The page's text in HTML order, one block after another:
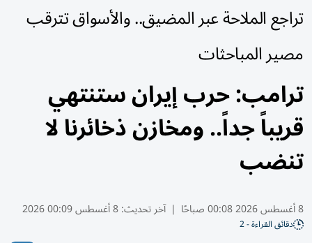
تراجع الملاحة عبر المضيق.. والأسواق تترقب
مصير المباحثات
ترامب: حرب إيران ستنتهي
قريباً جداً.. ومخازن ذخائرنا لا
تنضب
8 أغسطس 2026 00:08 صباحًا | آخر تحديث:8 أغسطس 00:09 2026
دقائق القراءة - 2